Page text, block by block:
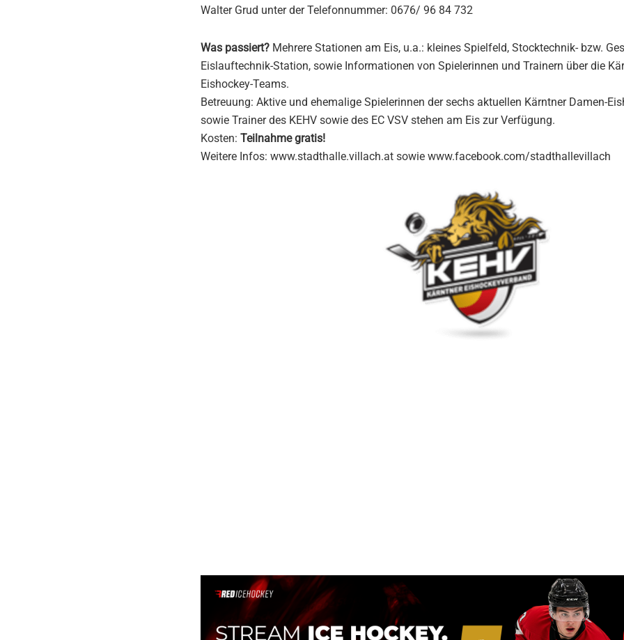
Walter Grud unter der Telefonnummer: 0676/ 96 84 732
Was passiert? Mehrere Stationen am Eis, u.a.: kleines Spielfeld, Stocktechnik- bzw.
Eislauftechnik-Station, sowie Informationen von Spielerinnen und Trainern über die
Eishockey-Teams.
Betreuung: Aktive und ehemalige Spielerinnen der sechs aktuellen Kärntner Damen-
sowie Trainer des KEHV sowie des EC VSV stehen am Eis zur Verfügung.
Kosten: Teilnahme gratis!
Weitere Infos: www.stadthalle.villach.at sowie www.facebook.com/stadthallevillach